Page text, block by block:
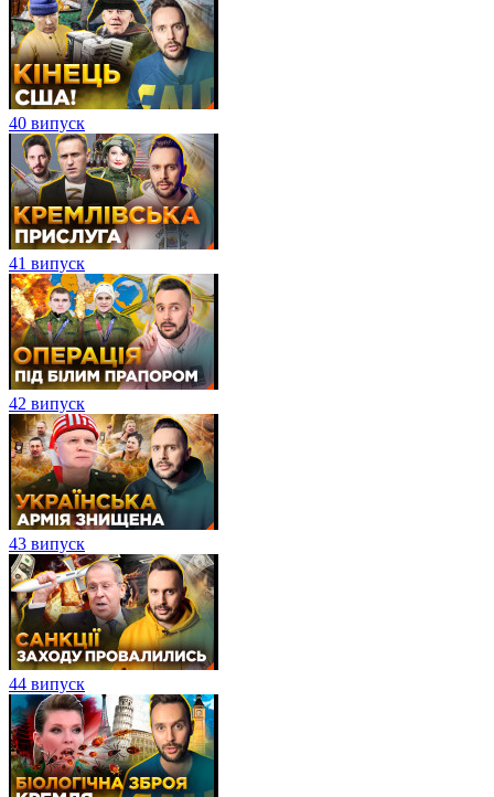
40 випуск
41 випуск
42 випуск
43 випуск
44 випуск